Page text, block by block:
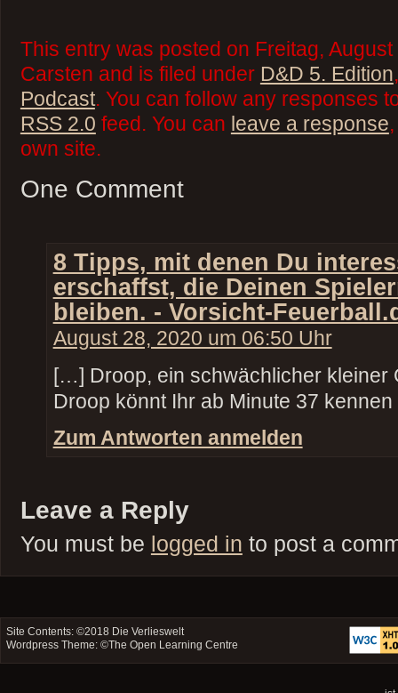
This entry was posted on Freitag,
Carsten and is filed under D&D 5. Edition
Podcast. You can follow any responses
RSS 2.0 feed. You can leave a response
own site.
One Comment
8 Tipps, mit denen Du
erschaffst, die Deinen
bleiben. - Vorsicht-
August 28, 2020 um 06:50 Uhr
[…] Droop, ein schwächlicher kleiner
Droop könnt Ihr ab Minute 37
Zum Antworten anmelden
Leave a Reply
You must be logged in to post a
Site Contents: ©2018 Die Verlieswelt
Wordpress Theme: ©The Open Learning Centre